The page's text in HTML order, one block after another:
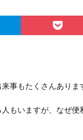
事もたくさんありま
もいますが、なぜ便